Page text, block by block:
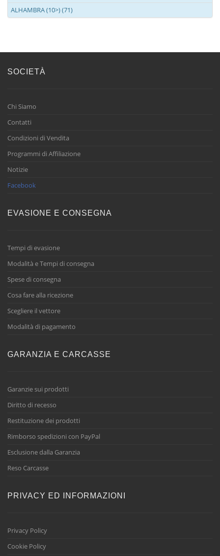
ALHAMBRA (10>) (71)
SOCIETÀ
Chi Siamo
Contatti
Condizioni di Vendita
Programmi di Affiliazione
Notizie
Facebook
EVASIONE E CONSEGNA
Tempi di evasione
Modalità e Tempi di consegna
Spese di consegna
Cosa fare alla ricezione
Scegliere il vettore
Modalità di pagamento
GARANZIA E CARCASSE
Garanzie sui prodotti
Diritto di recesso
Restituzione dei prodotti
Rimborso spedizioni con PayPal
Esclusione dalla Garanzia
Reso Carcasse
PRIVACY ED INFORMAZIONI
Privacy Policy
Cookie Policy